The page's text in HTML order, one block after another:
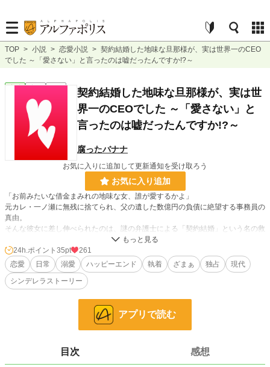
TOP > 小説 > 恋愛小説 > 契約結婚した地味な旦那様が、実は世界一のCEO
でした ～「愛さない」と言ったのは嘘だったんですか!?～
恋愛 完結 長編
契約結婚した地味な旦那様が、実は世
界一のCEOでした ～「愛さない」と
言ったのは嘘だったんですか!?～
腐ったバナナ
お気に入りに追加して更新通知を受け取ろう
お気に入り追加
「お前みたいな借金まみれの地味な女、誰が愛するかよ」
元カレ・一ノ瀬に無残に捨てられ、父の遺した数億円の負債に絶望する事務員の
真由。
そんな彼女に差し伸べられたのは、謎の弁護士による「契約結婚」という名の救
紹介された結婚相手・神城湊は、ボサボサ頭に分厚い眼鏡、いかにも冴えないシ
ステムエンジニア。
「愛さない」「干渉しない」――。
「ビジネスパートナーへの経費だから」
さらに深夜、真由が目撃したのは、眼鏡を外し、冷徹な美貌で世界を動かす「魔
王」の姿だった。
24h.ポイント 35pt
261
恋愛
日常 溺愛 ハッピーエンド 執着 ざまぁ 独占
現代
シンデレラストーリー
アプリで読む
目次 感想